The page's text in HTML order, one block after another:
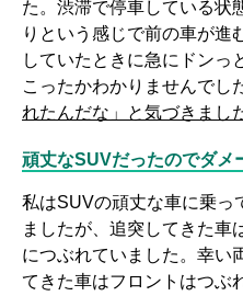
た。渋滞で停車している状
りという感じで前の車が進
していたときに急にドンっ
こったかわかりませんでし
れたんだな」と気づきまし
頑丈なSUVだったのでダメ
私はSUVの頑丈な車に乗っ
ましたが、追突してきた車
につぶれていました。幸い
てきた車はフロントはつぶ